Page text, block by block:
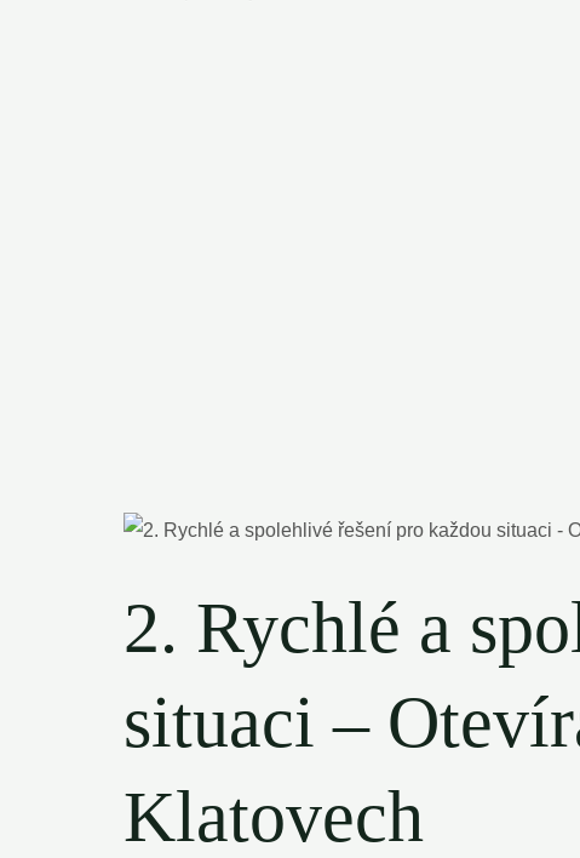
2. Rychlé a
situaci –
Klatovech